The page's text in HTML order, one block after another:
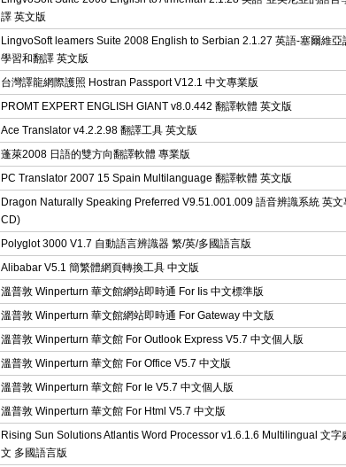
譯 英文版
LingvoSoft leamers Suite 2008 English to Serbian 2.1.27 英語-塞爾維亞
學習和翻譯 英文版
台灣譯龍網際護照 Hostran Passport V12.1 中文專業版
PROMT EXPERT ENGLISH GIANT v8.0.442 翻譯軟體 英文版
Ace Translator v4.2.2.98 翻譯工具 英文版
蓬萊2008 日語的雙方向翻譯軟體 專業版
PC Translator 2007 15 Spain Multilanguage 翻譯軟體 英文版
Dragon Naturally Speaking Preferred V9.51.001.009 語音辨識系統 英文
CD)
Polyglot 3000 V1.7 自動語言辨識器 繁/英/多國語言版
Alibabar V5.1 簡繁體網頁轉換工具 中文版
溫普敦 Winperturn 華文館網站即時通 For Iis 中文標準版
溫普敦 Winperturn 華文館網站即時通 For Gateway 中文版
溫普敦 Winperturn 華文館 For Outlook Express V5.7 中文個人版
溫普敦 Winperturn 華文館 For Office V5.7 中文版
溫普敦 Winperturn 華文館 For Ie V5.7 中文個人版
溫普敦 Winperturn 華文館 For Html V5.7 中文版
Rising Sun Solutions Atlantis Word Processor v1.6.1.6 Multilingual 文字
文 多國語言版